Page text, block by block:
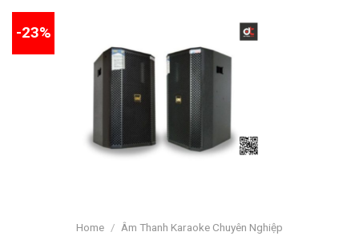
-23%
Home / Âm Thanh Karaoke Chuyên Nghiệp